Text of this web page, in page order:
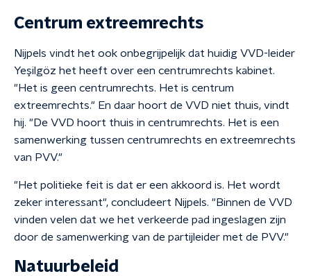
Centrum extreemrechts
Nijpels vindt het ook onbegrijpelijk dat huidig VVD-leider
Yeşilgöz het heeft over een centrumrechts kabinet.
"Het is geen centrumrechts. Het is centrum
extreemrechts." En daar hoort de VVD niet thuis, vindt
hij. "De VVD hoort thuis in centrumrechts. Het is een
samenwerking tussen centrumrechts en extreemrechts
van PVV."
"Het politieke feit is dat er een akkoord is. Het wordt
zeker interessant", concludeert Nijpels. "Binnen de VVD
vinden velen dat we het verkeerde pad ingeslagen zijn
door de samenwerking van de partijleider met de PVV."
Natuurbeleid